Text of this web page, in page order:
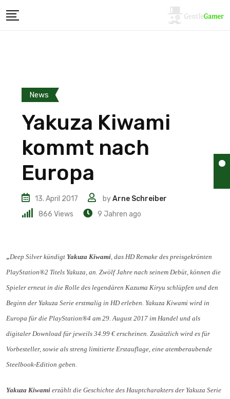
News
Yakuza Kiwami
kommt nach
Europa
13. April 2017 byArne Schreiber
866 Views 9 Jahren ago
„Deep Silver kündigt Yakuza Kiwami, das HD Remake des preisgekrönten
PlayStation®2 Titels Yakuza, an. Zwölf Jahre nach seinem Debüt, können die
Spieler erneut in die Rolle des legendären Kazuma Kiryu schlüpfen und den
Beginn der Yakuza Serie erstmalig in HD erleben. Yakuza Kiwami wird in
Europa für die PlayStation®4 am 29. August 2017 im Handel und als
digitaler Download für jeweils 34.99 € erscheinen. Zusätzlich wird es für
Vorbesteller, sowie als streng limitierte Erstauflage, eine atemberaubende
Steelbook-Edition geben.
Yakuza Kiwami erzählt die Geschichte des Hauptcharakters der Yakuza Serie